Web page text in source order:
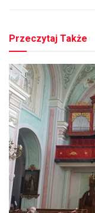
Przeczytaj Także